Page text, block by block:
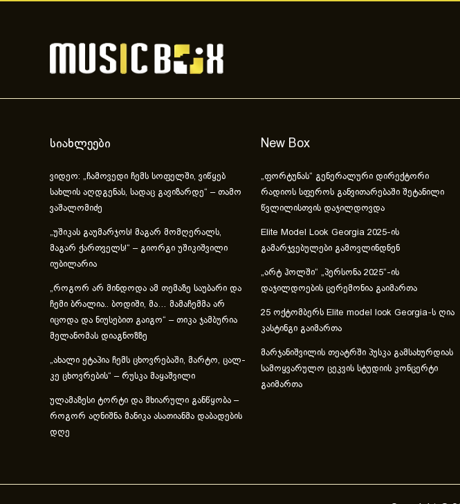
სიახლეები
ვიდეო: „ჩამოვედი ჩემს სოფელში, ვიწყებ
სახლის აღდგენას, სადაც გავიზარდე“ – თამო
ვაშალომიძე
„უშიკას გაუმარჯოს! მაგარ მომღერალს,
მაგარ ქართველს!“ – გიორგი უშიკიშვილი
იუბილარია
„როგორ არ მინდოდა ამ თემაზე საუბარი და
ჩემი ბრალია.. ბოდიში, მა… მამაჩემმა არ
იცოდა და ნიუსებით გაიგო“ – თიკა ჯამბურია
მელანომას დიაგნოზზე
„ახა­ლი ეტა­პია ჩემს ცხოვ­რე­ბა­ში, მარ­ტო, ცალ­
კე ცხოვ­რე­ბის“ – რუსკა მაყაშვილი
ულამაზესი ტორტი და მხიარული განწყობა –
როგორ აღნიშნა მანიკა ასათიანმა დაბადების
დღე
New Box
„ფორტუნას“ გენერალური დირექტორი
რადიოს სფეროს განვითარებაში შეტანილი
წვლილისთვის დაჯილდოვდა
Elite Model Look Georgia 2025-ის
გამარჯვებულები გამოვლინდნენ
„არტ ჰოლში“ „პერსონა 2025“-ის
დაჯილდოების ცერემონია გაიმართა
25 ოქტომბერს Elite model look Georgia-ს ღია
კასტინგი გაიმართა
მარჯანიშვილის თეატრში პუსკა გამსახურდიას
სამოყვარულო ცეკვის სტუდიის კონცერტი
გაიმართა